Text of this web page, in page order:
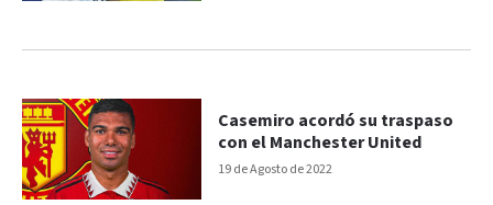
19 de Agosto de 2022
Casemiro acordó su traspaso
con el Manchester United